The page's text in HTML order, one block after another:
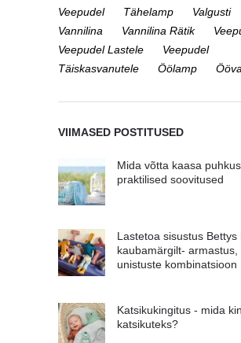
Veepudel
Tähelamp
Valgusti
Vannilina
Vannilina Rätik
Veepudel Lastele
Veepudel
Täiskasvanutele
Öölamp
VIIMASED POSTITUSED
Mida võtta kaasa
praktilised soovitused
Lastetoa sisustus Bettys
kaubamärgilt- armastus,
unistuste kombinatsioon
Katsikukingitus - mida
katsikuteks?